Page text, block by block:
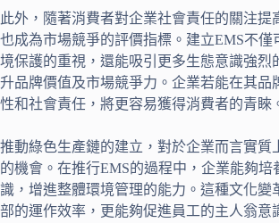
此外，隨著消費者對企業社會責任的關注提
也成為市場競爭的評價指標。建立EMS不僅
境保護的重視，還能吸引更多生態意識強烈
升品牌價值及市場競爭力。企業若能在其品
性和社會責任，將更容易獲得消費者的青睞
推動綠色生產鏈的建立，對於企業而言實質
的機會。在推行EMS的過程中，企業能夠培
識，增進整體環境管理的能力。這種文化變
部的運作效率，更能夠促進員工的主人翁意